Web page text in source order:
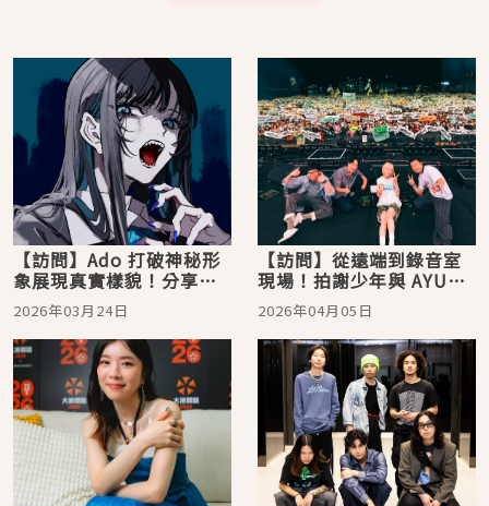
【訪問】Ado 打破神秘形
象展現真實樣貌！分享來
台與柯基的可愛邂逅，最
愛歌單竟是海豚刑警
2026年03月24日
【訪問】從遠端到錄音室
現場！拍謝少年與 AYUNi
D 跨國碰撞音樂與文化火
花
2026年04月05日